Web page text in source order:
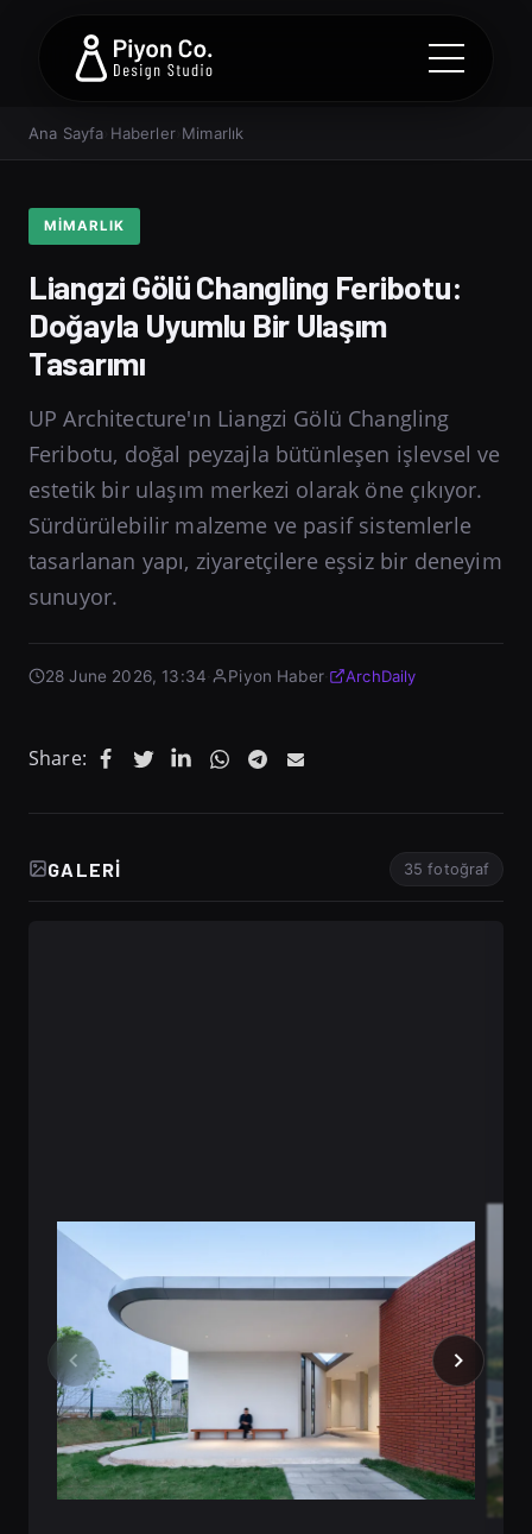
Ana Sayfa Haberler› Mimarlık
MIMARLIK
Liangzi Gölü Changling Feribotu:
Doğayla Uyumlu Bir Ulaşım
Tasarımı
UP Architecture'ın Liangzi Gölü Changling
Feribotu, doğal peyzajla bütünleşen işlevsel ve
estetik bir ulaşım merkezi olarak öne çıkıyor.
Sürdürülebilir malzeme ve pasif sistemlerle
tasarlanan yapı, ziyaretçilere eşsiz bir deneyim
sunuyor.
28 June 2026, 13:34 Piyon Haber· ArchDaily
Share:
GALERI 35 fotoğraf